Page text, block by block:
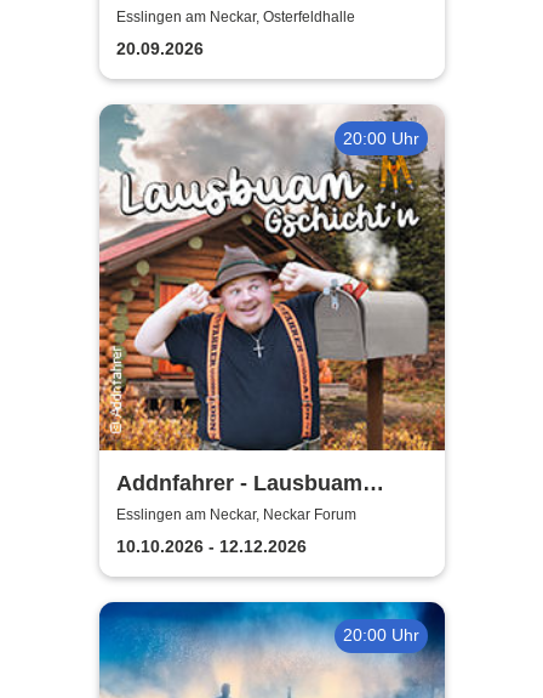
Esslingen am Neckar, Osterfeldhalle
20.09.2026
20:00 Uhr
Addnfahrer - Lausbuam
Gschicht'n
Esslingen am Neckar, Neckar Forum
10.10.2026 - 12.12.2026
20:00 Uhr